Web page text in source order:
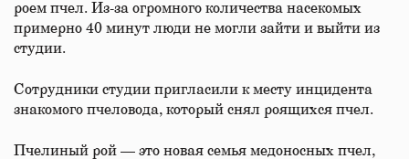
роем пчел. Из-за огромного количества насекомых
примерно 40 минут люди не могли зайти и выйти из
студии.
Сотрудники студии пригласили к месту инцидента
знакомого пчеловода, который снял роящихся пчел.
Пчелиный рой — это новая семья медоносных пчел,